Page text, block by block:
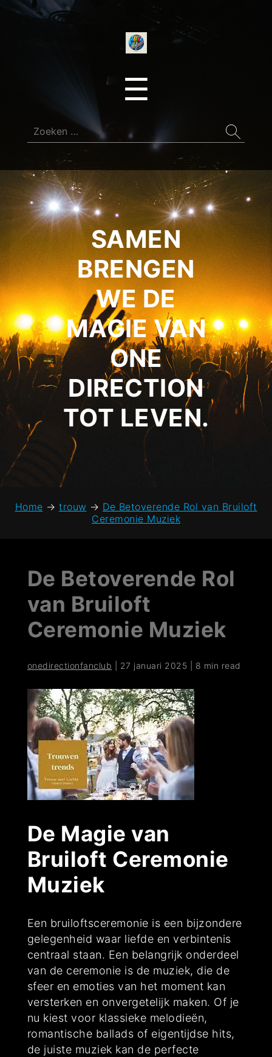
☰
Zoeken
naar:
SAMEN
BRENGEN
WE DE
MAGIE VAN
ONE
DIRECTION
TOT LEVEN.
Home → trouw → De Betoverende Rol van Bruiloft
Ceremonie Muziek
De Betoverende Rol
van Bruiloft
Ceremonie Muziek
onedirectionfanclub 27 januari 2025 8 min read
De Magie van
Bruiloft Ceremonie
Muziek
Een bruiloftsceremonie is een bijzondere
gelegenheid waar liefde en verbintenis
centraal staan. Een belangrijk onderdeel
van de ceremonie is de muziek, die de
sfeer en emoties van het moment kan
versterken en onvergetelijk maken. Of je
nu kiest voor klassieke melodieën,
romantische ballads of eigentijdse hits,
de juiste muziek kan de perfecte